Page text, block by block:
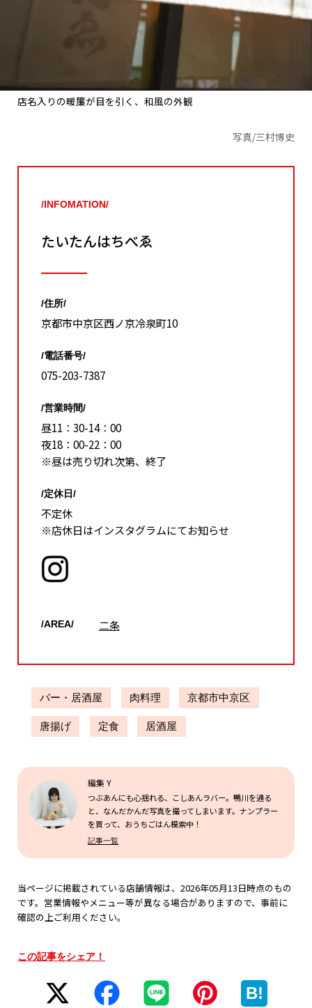
店名入りの暖簾が目を引く、和風の外観
写真/三村博史
/INFOMATION/
たいたんはちべゑ
/住所/
京都市中京区西ノ京冷泉町10
/電話番号/
075-203-7387
/営業時間/
昼11：30-14：00
夜18：00-22：00
※昼は売り切れ次第、終了
/定休日/
不定休
※店休日はインスタグラムにてお知らせ
/AREA/ 二条
バー・居酒屋 肉料理 京都市中京区
唐揚げ 定食 居酒屋
編集 Y
つぶあんにも心揺れる、こしあんラバー。鴨川を通る
と、なんだかんだ写真を撮ってしまいます。ナンプラー
を買って、おうちごはん模索中！
記事一覧
当ページに掲載されている店舗情報は、2026年05月13日時点のもの
です。営業情報やメニュー等が異なる場合がありますので、事前に
確認の上ご利用ください。
この記事をシェア！
B!